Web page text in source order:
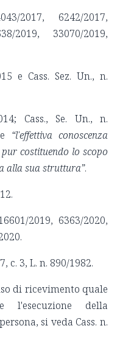
2017, 6242/2017,
2019, 33070/2019,
e Cass. Sez. Un., n.
Cass., Se. Un., n.
“l'effettiva conoscenza
costituendo lo scopo
alla sua struttura”.
2019, 6363/2020,
c. 3, L. n. 890/1982.
di ricevimento quale
l'esecuzione della
si veda Cass. n.